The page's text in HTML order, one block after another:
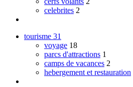
celebrites 2
tourisme 31
voyage 18
parcs d'attractions 1
camps de vacances 2
hebergement et restauration